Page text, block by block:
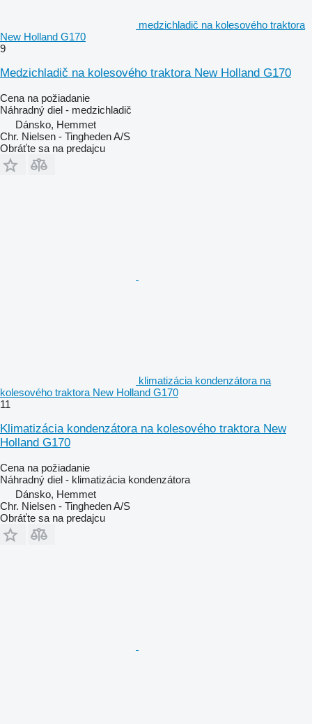
medzichladič na kolesového traktora
New Holland G170
9
Medzichladič na kolesového traktora New Holland G170
Cena na požiadanie
Náhradný diel - medzichladič
Dánsko, Hemmet
Chr. Nielsen - Tingheden A/S
Obráťte sa na predajcu
klimatizácia kondenzátora na
kolesového traktora New Holland G170
11
Klimatizácia kondenzátora na kolesového traktora New
Holland G170
Cena na požiadanie
Náhradný diel - klimatizácia kondenzátora
Dánsko, Hemmet
Chr. Nielsen - Tingheden A/S
Obráťte sa na predajcu